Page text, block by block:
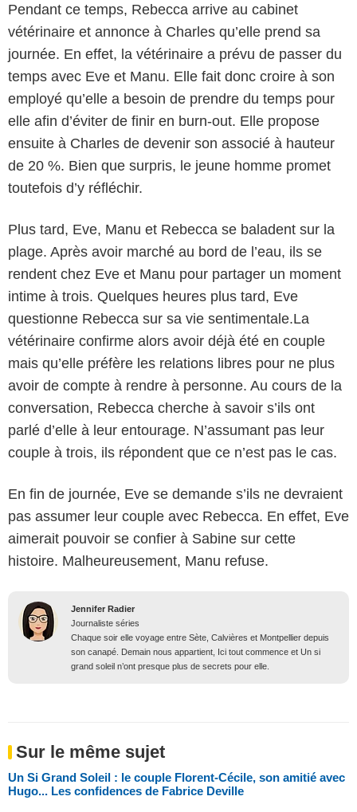
Pendant ce temps, Rebecca arrive au cabinet
vétérinaire et annonce à Charles qu’elle prend sa
journée. En effet, la vétérinaire a prévu de passer du
temps avec Eve et Manu. Elle fait donc croire à son
employé qu’elle a besoin de prendre du temps pour
elle afin d’éviter de finir en burn-out. Elle propose
ensuite à Charles de devenir son associé à hauteur
de 20 %. Bien que surpris, le jeune homme promet
toutefois d’y réfléchir.
Plus tard, Eve, Manu et Rebecca se baladent sur la
plage. Après avoir marché au bord de l’eau, ils se
rendent chez Eve et Manu pour partager un moment
intime à trois. Quelques heures plus tard, Eve
questionne Rebecca sur sa vie sentimentale.La
vétérinaire confirme alors avoir déjà été en couple
mais qu’elle préfère les relations libres pour ne plus
avoir de compte à rendre à personne. Au cours de la
conversation, Rebecca cherche à savoir s’ils ont
parlé d’elle à leur entourage. N’assumant pas leur
couple à trois, ils répondent que ce n’est pas le cas.
En fin de journée, Eve se demande s’ils ne devraient
pas assumer leur couple avec Rebecca. En effet, Eve
aimerait pouvoir se confier à Sabine sur cette
histoire. Malheureusement, Manu refuse.
Jennifer Radier
Journaliste séries
Chaque soir elle voyage entre Sète, Calvières et Montpellier depuis
son canapé. Demain nous appartient, Ici tout commence et Un si
grand soleil n’ont presque plus de secrets pour elle.
Sur le même sujet
Un Si Grand Soleil : le couple Florent-Cécile, son amitié avec
Hugo... Les confidences de Fabrice Deville